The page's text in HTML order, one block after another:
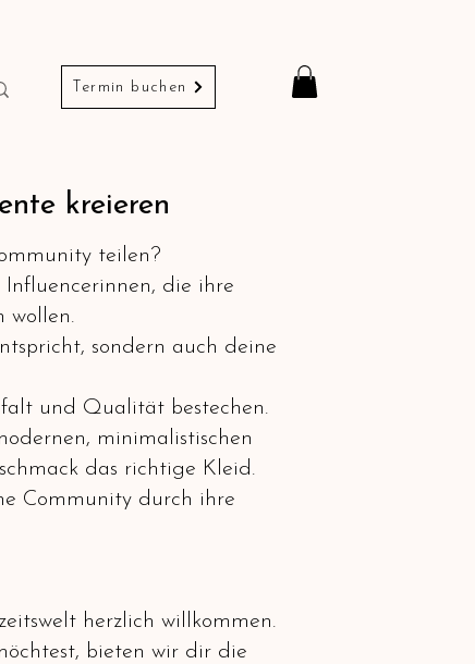
Termin buchen
kreieren
teilen?
die ihre
wollen.
sondern auch deine
und Qualität bestechen.
minimalistischen
das richtige Kleid.
Community durch ihre
herzlich willkommen.
bieten wir dir die